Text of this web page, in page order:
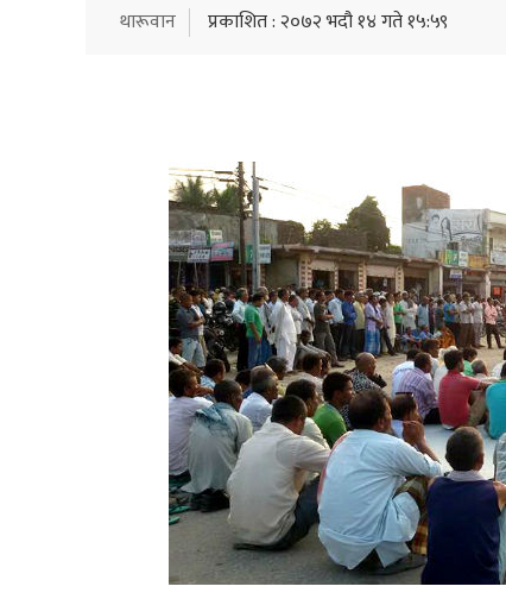
थारूवान प्रकाशित : २०७२ भदौ १४ गते १५:५९